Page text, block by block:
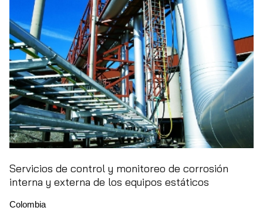
Servicios de control y monitoreo de corrosión
interna y externa de los equipos estáticos
Colombia